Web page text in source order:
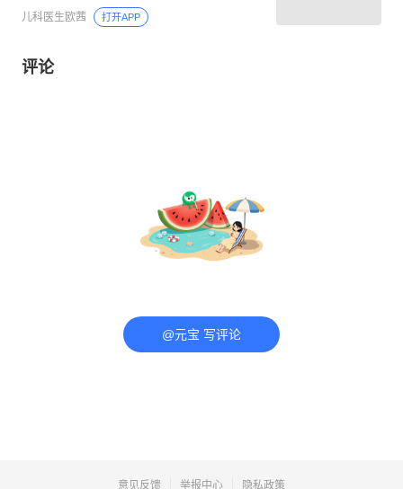
儿科医生欧茜 打开APP
评论
@元宝 写评论
意见反馈 举报中心 隐私政策